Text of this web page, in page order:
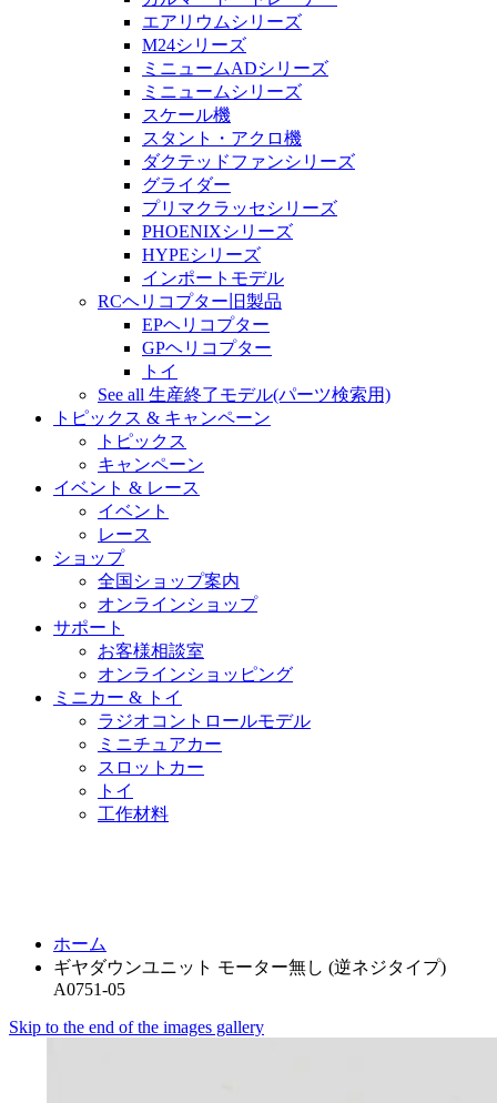
エアリウムシリーズ
M24シリーズ
ミニュームADシリーズ
ミニュームシリーズ
スケール機
スタント・アクロ機
ダクテッドファンシリーズ
グライダー
プリマクラッセシリーズ
PHOENIXシリーズ
HYPEシリーズ
インポートモデル
RCヘリコプター旧製品
EPヘリコプター
GPヘリコプター
トイ
See all 生産終了モデル(パーツ検索用)
トピックス & キャンペーン
トピックス
キャンペーン
イベント & レース
イベント
レース
ショップ
全国ショップ案内
オンラインショップ
サポート
お客様相談室
オンラインショッピング
ミニカー & トイ
ラジオコントロールモデル
ミニチュアカー
スロットカー
トイ
工作材料
ホーム
ギヤダウンユニット モーター無し (逆ネジタイプ)
A0751-05
Skip to the end of the images gallery